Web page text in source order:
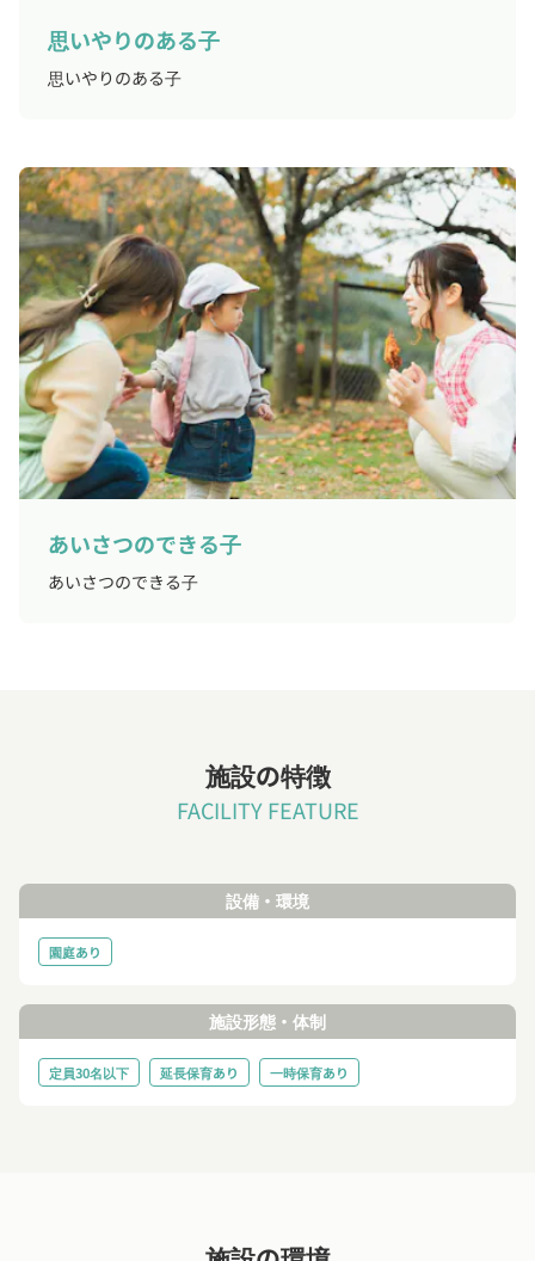
思いやりのある子
思いやりのある子
あいさつのできる子
あいさつのできる子
施設の特徴
FACILITY FEATURE
設備・環境
園庭あり
施設形態・体制
定員30名以下 延長保育あり 一時保育あり